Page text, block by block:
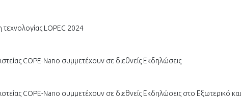
τεχνολογίας LOPEC 2024
COPE-Nano συμμετέχουν σε διεθνείς Εκδηλώσεις
COPE-Nano συμμετέχουν σε διεθνείς Εκδηλώσεις στο Εξωτερικό και